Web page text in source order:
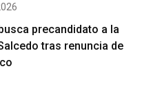
precandidato a la
tras renuncia de